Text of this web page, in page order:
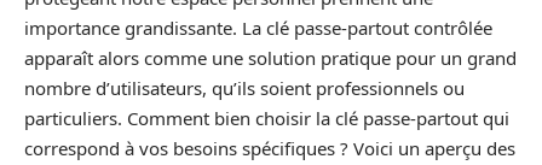
importance grandissante. La clé passe-partout contrôlée
apparaît alors comme une solution pratique pour un grand
nombre d’utilisateurs, qu’ils soient professionnels ou
particuliers. Comment bien choisir la clé passe-partout qui
correspond à vos besoins spécifiques ? Voici un aperçu des